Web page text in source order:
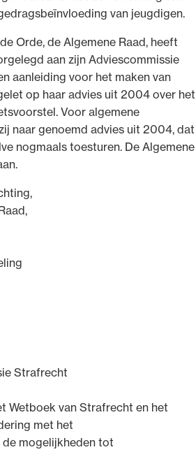
van jeugdigen.
Orde, de Algemene Raad, heeft
aan zijn Adviescommissie
aanleiding voor het maken van
op haar advies uit 2004 over het
Voor algemene
naar genoemd advies uit 2004, dat
nogmaals toesturen. De Algemene
Strafrecht
Wetboek van Strafrecht en het
met het
mogelijkheden tot